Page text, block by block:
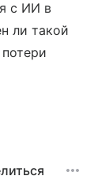
с ИИ в
ли такой